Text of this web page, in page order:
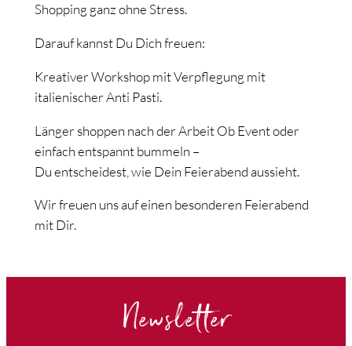
Shopping ganz ohne Stress.
Darauf kannst Du Dich freuen:
Kreativer Workshop mit Verpflegung mit
italienischer Anti Pasti.
Länger shoppen nach der Arbeit Ob Event oder
einfach entspannt bummeln –
Du entscheidest, wie Dein Feierabend aussieht.
Wir freuen uns auf einen besonderen Feierabend
mit Dir.
Newsletter